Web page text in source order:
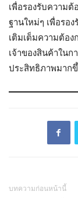
เพื่อรองรับความ
ฐานใหม่ๆ เพื่อรอ
เติมเต็มความต้อง
เจ้าของสินค้าใน
ประสิทธิภาพมาก
บทความก่อนหน้านี้